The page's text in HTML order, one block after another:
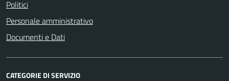
Politici
Personale amministrativo
Documenti e Dati
CATEGORIE DI SERVIZIO